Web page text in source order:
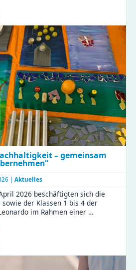
– gemeinsam
| Aktuelles
2026 beschäftigten sich die
der Klassen 1 bis 4 der
im Rahmen einer …